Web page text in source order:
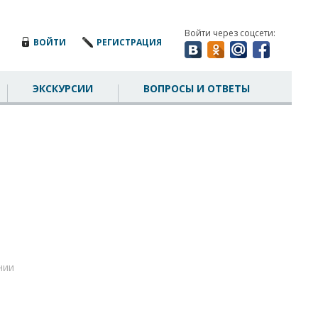
ВОЙТИ РЕГИСТРАЦИЯ
Войти через соцсети:
ЭКСКУРСИИ ВОПРОСЫ И ОТВЕТЫ